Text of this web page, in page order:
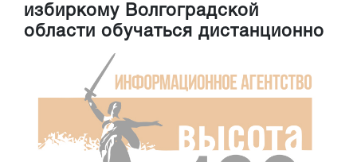
избиркому Волгоградской
области обучаться дистанционно